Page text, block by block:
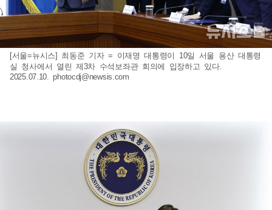
[서울=뉴시스] 최동준 기자 = 이재명 대통령이 10일 서울 용산 대통령
실 청사에서 열린 제3차 수석보좌관 회의에 입장하고 있다.
2025.07.10.photocdj@newsis.com